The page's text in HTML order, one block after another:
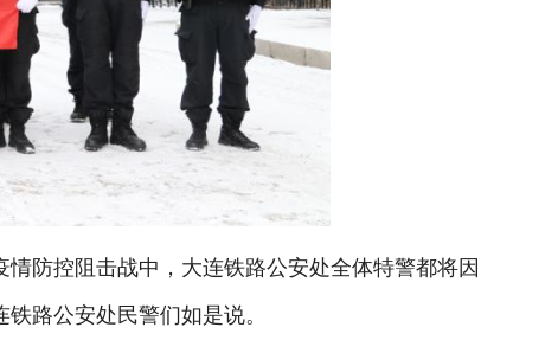
防控阻击战中，大连铁路公安处全体特警都将因
路公安处民警们如是说。